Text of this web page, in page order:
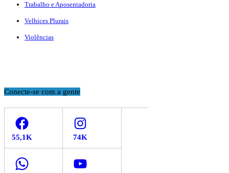
Trabalho e Aposentadoria
Velhices Plurais
Violências
Conecte-se com a gente
Facebook Instagram
WhatsApp YouTube